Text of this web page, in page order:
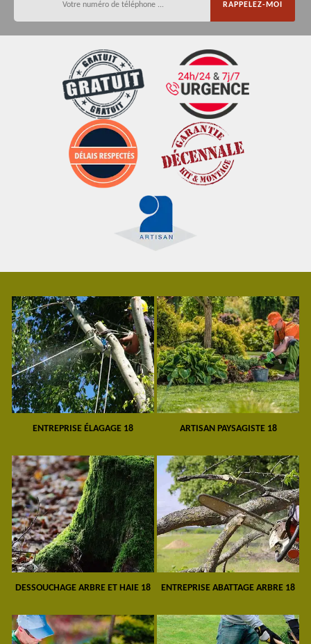
ENTREPRISE ÉLAGAGE 18 ARTISAN PAYSAGISTE 18
DESSOUCHAGE ARBRE ET HAIE 18 ENTREPRISE ABATTAGE ARBRE 18